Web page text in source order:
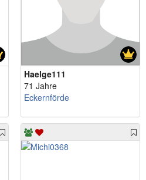
Haelge111
71 Jahre
Eckernförde